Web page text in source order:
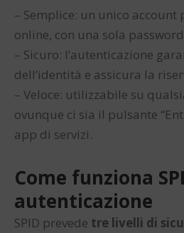
– Semplice: un unico account
online, con una sola
– Sicuro: l’autenticazione
dell’identità e assicura la
– Veloce: utilizzabile su
ovunque ci sia il pulsante
app di servizi.
Come funziona
autenticazione
SPID prevede tre livelli di